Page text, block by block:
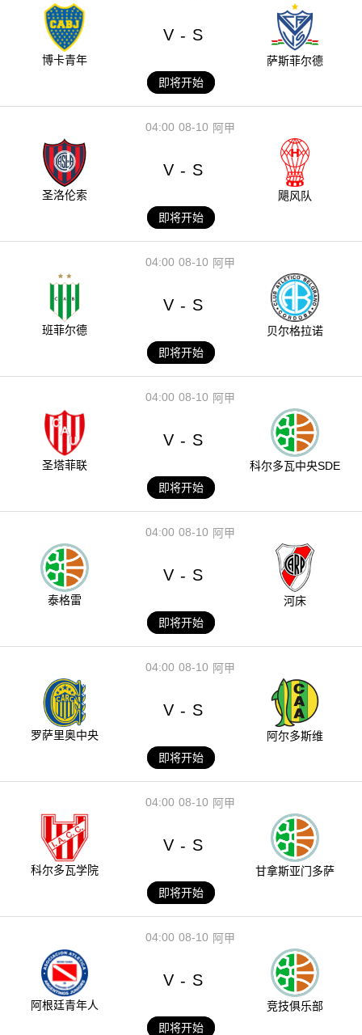
博卡青年
V - S
萨斯菲尔德
即将开始
08-10
04:00 阿甲
圣洛伦索
V - S
飓风队
即将开始
08-10
04:00 阿甲
班菲尔德
V - S
贝尔格拉诺
即将开始
08-10
04:00 阿甲
圣塔菲联
V - S
科尔多瓦中央SDE
即将开始
08-10
04:00 阿甲
泰格雷
V - S
河床
即将开始
08-10
04:00 阿甲
罗萨里奥中央
V - S
阿尔多斯维
即将开始
08-10
04:00 阿甲
科尔多瓦学院
V - S
甘拿斯亚门多萨
即将开始
08-10
04:00 阿甲
阿根廷青年人
V - S
竞技俱乐部
即将开始